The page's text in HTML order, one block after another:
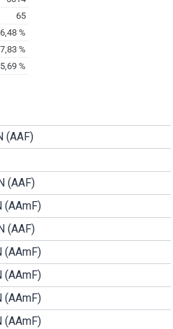
(AAF)
(AAF)
(AAmF)
(AAF)
(AAmF)
(AAmF)
(AAmF)
(AAmF)